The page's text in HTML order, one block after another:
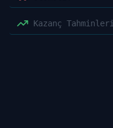
Kazanç Tahminleri